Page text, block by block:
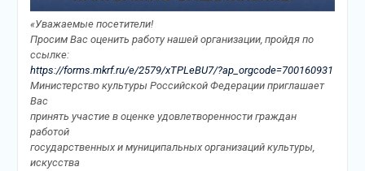
«Уважаемые посетители!
Просим Вас оценить работу нашей организации, пройдя по
ссылке:
https://forms.mkrf.ru/e/2579/xTPLeBU7/?ap_orgcode=700160931
Министерство культуры Российской Федерации приглашает
Вас
принять участие в оценке удовлетворенности граждан
работой
государственных и муниципальных организаций культуры,
искусства